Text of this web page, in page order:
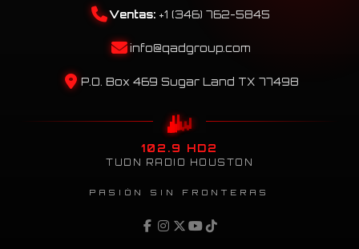
Ventas: +1 (346) 762-5845
info@qadgroup.com
P.O. Box 469 Sugar Land TX 77498
102.9 HD2
TUDN RADIO HOUSTON
PASIÓN SIN FRONTERAS